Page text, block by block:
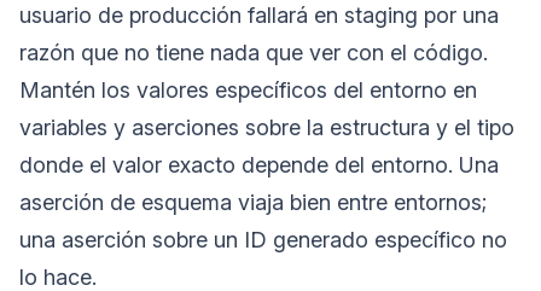
usuario de producción fallará en staging por una
razón que no tiene nada que ver con el código.
Mantén los valores específicos del entorno en
variables y aserciones sobre la estructura y el tipo
donde el valor exacto depende del entorno. Una
aserción de esquema viaja bien entre entornos;
una aserción sobre un ID generado específico no
lo hace.